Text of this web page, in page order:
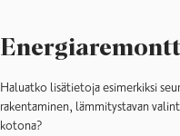
Haluatko lisätietoja esimerkiksi
rakentaminen, lämmitystavan
kotona?